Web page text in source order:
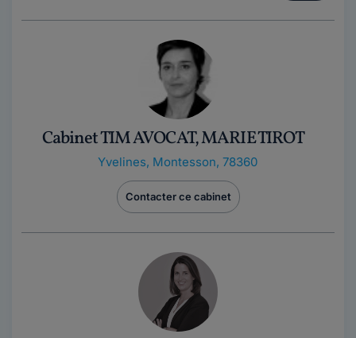
Cabinet TIM AVOCAT, MARIE TIROT
Yvelines, Montesson, 78360
Contacter ce cabinet